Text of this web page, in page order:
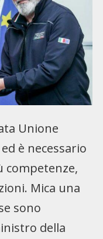
Unione
è necessario
competenze,
Mica una
sono
della